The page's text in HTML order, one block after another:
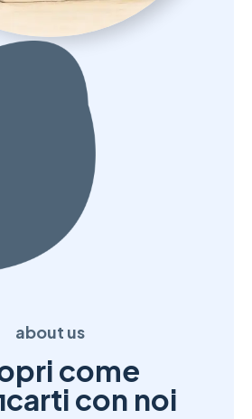
about us
come
con noi